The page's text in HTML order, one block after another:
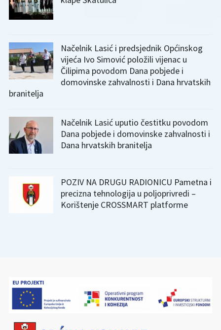
Načelnik Lasić i predsjednik Općinskog
vijeća Ivo Simović položili vijenac u
Čilipima povodom Dana pobjede i
domovinske zahvalnosti i Dana hrvatskih
branitelja
Načelnik Lasić uputio čestitku povodom
Dana pobjede i domovinske zahvalnosti i
Dana hrvatskih branitelja
POZIV NA DRUGU RADIONICU Pametna i
precizna tehnologija u poljoprivredi –
Korištenje CROSSMART platforme